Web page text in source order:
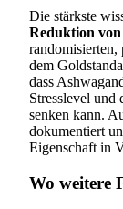
Die stärkste
Reduktion von
dem
dass
Stresslevel
senken kann.
dokumentiert
Eigenschaft in
Wo weitere